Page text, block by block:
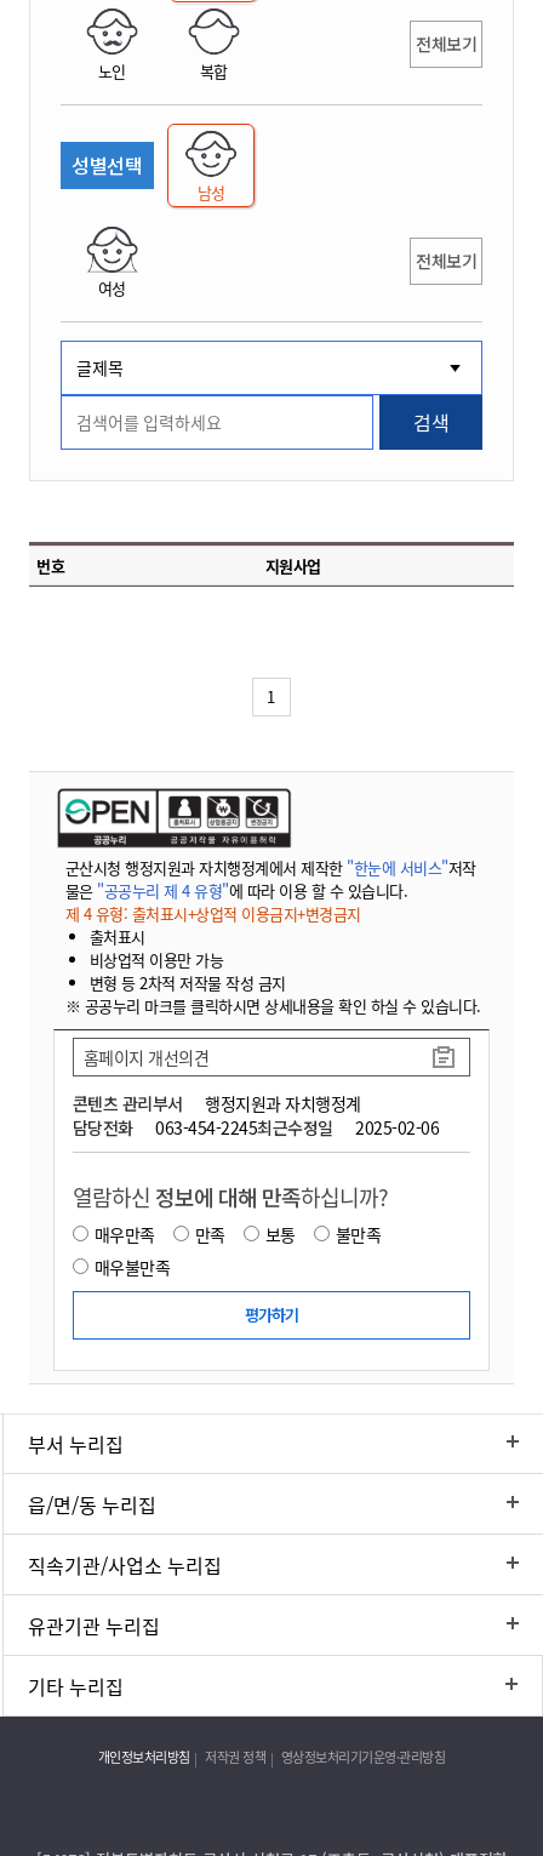
노인 복합
전체보기
성별선택
남성
여성
전체보기
검색
번호 지원사업
1
군산시청 행정지원과 자치행정계에서 제작한 "한눈에 서비스"저작
물은 "공공누리 제 4 유형"에 따라 이용 할 수 있습니다.
제 4 유형: 출처표시+상업적 이용금지+변경금지
출처표시
비상업적 이용만 가능
변형 등 2차적 저작물 작성 금지
※ 공공누리 마크를 클릭하시면 상세내용을 확인 하실 수 있습니다.
콘텐츠 관리부서
행정지원과 자치행정계
담당전화
063-454-2245최근수정일 2025-02-06
홈페이지 개선의견
열람하신 정보에 대해 만족하십니까?
매우만족 만족 보통
불만족
매우불만족
부서 누리집
읍/면/동 누리집
직속기관/사업소 누리집
유관기관 누리집
기타 누리집
개인정보처리방침 저작권 정책 영상정보처리기기운영·관리방침